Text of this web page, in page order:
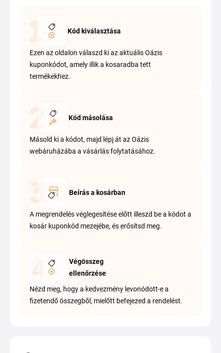
Kód kiválasztása
Ezen az oldalon válaszd ki az aktuális Oázis
kuponkódot, amely illik a kosaradba tett
termékekhez.
Kód másolása
Másold ki a kódot, majd lépj át az Oázis
webáruházába a vásárlás folytatásához.
Beírás a kosárban
A megrendelés véglegesítése előtt illeszd be a kódot a
kosár kuponkód mezejébe, és erősítsd meg.
Végösszeg
ellenőrzése
Nézd meg, hogy a kedvezmény levonódott-e a
fizetendő összegből, mielőtt befejezed a rendelést.